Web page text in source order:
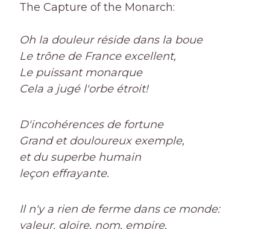
The Capture of the Monarch:
Oh la douleur réside dans la boue
Le trône de France excellent,
Le puissant monarque
Cela a jugé l'orbe étroit!
D'incohérences de fortune
Grand et douloureux exemple,
et du superbe humain
leçon effrayante.
Il n'y a rien de ferme dans ce monde:
valeur, gloire, nom, empire,